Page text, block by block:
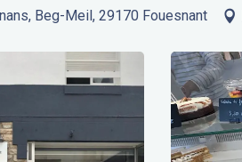
Beg-Meil, 29170 Fouesnant